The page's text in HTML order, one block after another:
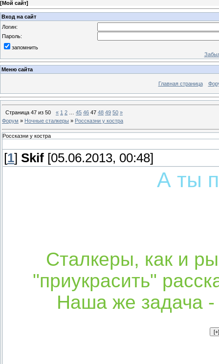
[Мой сайт]
Вход на сайт
Логин:
Пароль:
запомнить
Меню сайта
Главная страница
Страница 47 из 50 « 1 2 45 46 47 48 49 50 »
Форум » Ночные сталкеры » Россказни у костра
Россказни у костра
[1] Skif [05.06.2013, 00:48]
А ты
Сталкеры, как и
"приукрасить"
Наша же задача -